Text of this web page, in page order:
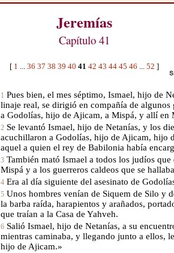
Jeremías
Capítulo 41
[ 1 ... 36 37 38 39 40 41 42 43 44 45 46 ... 52 ]
1 Pues bien, el mes séptimo, Ismael, hijo de
linaje real, se dirigió en compañía de
a Godolías, hijo de Ajicam, a Mispá, y allí en
2 Se levantó Ismael, hijo de Netanías, y los
acuchillaron a Godolías, hijo de Ajicam, hijo
aquel a quien el rey de Babilonia había
3 También mató Ismael a todos los judíos
Mispá y a los guerreros caldeos que se
4 Era al día siguiente del asesinato de
5 Unos hombres venían de Siquem de Silo y
la barba raída, harapientos y arañados,
que traían a la Casa de Yahveh.
6 Salió Ismael, hijo de Netanías, a su
mientras caminaba, y llegando junto a ellos,
hijo de Ajicam.»